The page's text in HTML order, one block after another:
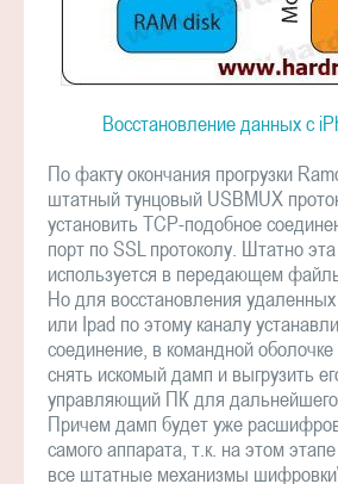
Восстановление данных с
По факту окончания прогрузки
штатный тунцовый USBMUX
установить TCP-подобное
порт по SSL протоколу. Штатно
используется в передающем
Но для восстановления
или Ipad по этому каналу
соединение, в командной
снять искомый дамп и выгрузить
управляющий ПК для дальнейшего
Причем дамп будет уже
самого аппарата, т.к. на этом
все штатные механизмы